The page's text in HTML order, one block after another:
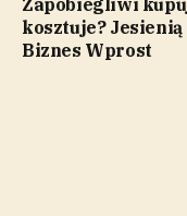
Zapobiegliwi
kosztuje?
Biznes Wprost